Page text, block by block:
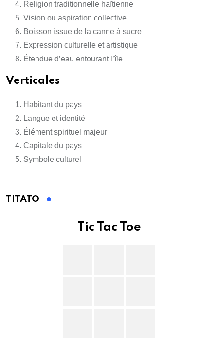
Religion traditionnelle haïtienne
Vision ou aspiration collective
Boisson issue de la canne à sucre
Expression culturelle et artistique
Étendue d’eau entourant l’île
Verticales
Habitant du pays
Langue et identité
Élément spirituel majeur
Capitale du pays
Symbole culturel
TITATO
Tic Tac Toe